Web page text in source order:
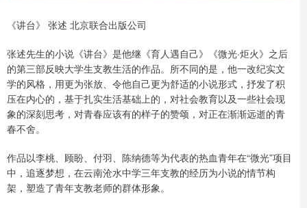
《讲台》 张述 北京联合出版公司
张述先生的小说《讲台》是他继《育人遇自己》《微光·炬火》之后
的第三部反映大学生支教生活的作品。所不同的是，他一改纪实文
学的风格，用更为张放、令他自己更为舒适的小说形式，抒发了积
压在内心的，基于扎实生活基础上的，对社会教育以及一些社会现
象的深刻思考，对青春应该有的样子的赞颂，对正在渐渐远逝的青
春不舍。
作品以李桃、顾盼、付羽、陈纳德等为代表的热血青年在“微光”项目
中，追逐梦想，在云南沧水中学三年支教的经历为小说的情节构
架，塑造了青年支教老师的群体形象。